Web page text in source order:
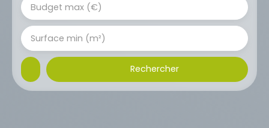
Budget max (€)
Surface min (m²)
Rechercher